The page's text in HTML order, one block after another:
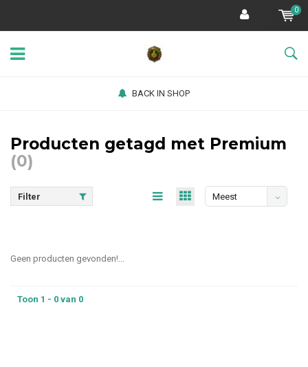
0
BACK IN SHOP
Producten getagd met Premium
(0)
Filter
Meest
Geen producten gevonden!...
Toon 1 - 0 van 0